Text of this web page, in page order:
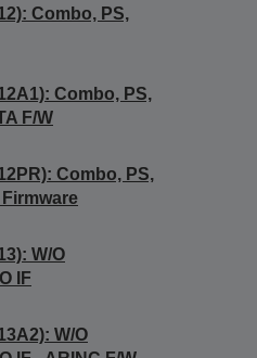
Combo, PS,
Combo, PS,
F/W
Combo, PS,
Firmware
W/O
IF
W/O